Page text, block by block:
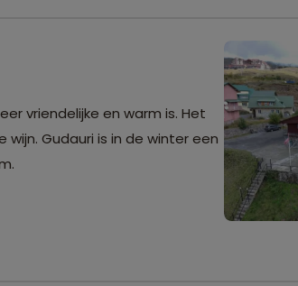
vriendelijke en warm is. Het
Gudauri is in de winter een